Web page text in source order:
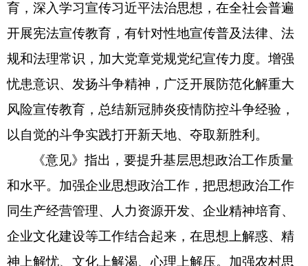
育，深入学习宣传习近平法治思想，在全社会普遍
开展宪法宣传教育，有针对性地宣传普及法律、法
规和法理常识，加大党章党规党纪宣传力度。增强
忧患意识、发扬斗争精神，广泛开展防范化解重大
风险宣传教育，总结新冠肺炎疫情防控斗争经验，
以自觉的斗争实践打开新天地、夺取新胜利。
《意见》指出，要提升基层思想政治工作质量
和水平。加强企业思想政治工作，把思想政治工作
同生产经营管理、人力资源开发、企业精神培育、
企业文化建设等工作结合起来，在思想上解惑、精
神上解忧、文化上解渴、心理上解压。加强农村思